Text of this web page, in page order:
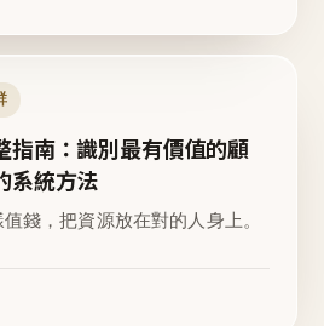
指南：識別最有價值的顧
系統方法
錢，把資源放在對的人身上。